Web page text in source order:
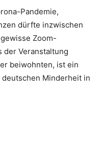
Pandemie,
dürfte inzwischen
Zoom-
der Veranstaltung
beiwohnten, ist ein
Minderheit in